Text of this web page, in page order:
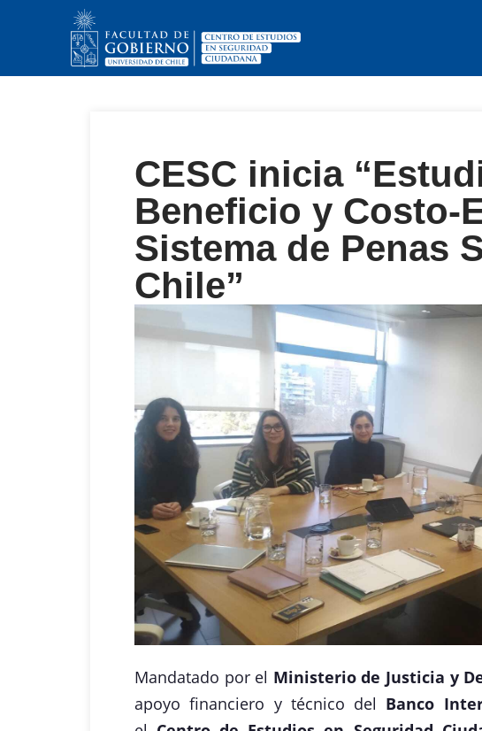
CESC inicia
Beneficio y Costo-
Sistema de Penas
Chile”
Mandatado por el Ministerio de Justicia y
apoyo financiero y técnico del Banco